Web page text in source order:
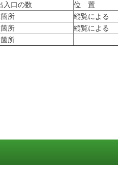
入口の数
位 置
所
縦覧による
所
縦覧による
所